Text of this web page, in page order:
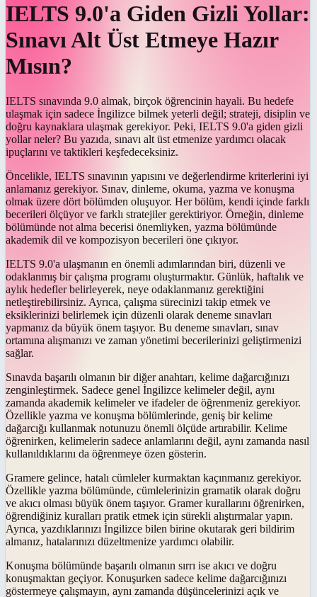
IELTS 9.0'a Giden Gizli Yollar:
Sınavı Alt Üst Etmeye Hazır
Mısın?
IELTS sınavında 9.0 almak, birçok öğrencinin hayali. Bu hedefe
ulaşmak için sadece İngilizce bilmek yeterli değil; strateji, disiplin ve
doğru kaynaklara ulaşmak gerekiyor. Peki, IELTS 9.0'a giden gizli
yollar neler? Bu yazıda, sınavı alt üst etmenize yardımcı olacak
ipuçlarını ve taktikleri keşfedeceksiniz.
Öncelikle, IELTS sınavının yapısını ve değerlendirme kriterlerini iyi
anlamanız gerekiyor. Sınav, dinleme, okuma, yazma ve konuşma
olmak üzere dört bölümden oluşuyor. Her bölüm, kendi içinde farklı
becerileri ölçüyor ve farklı stratejiler gerektiriyor. Örneğin, dinleme
bölümünde not alma becerisi önemliyken, yazma bölümünde
akademik dil ve kompozisyon becerileri öne çıkıyor.
IELTS 9.0'a ulaşmanın en önemli adımlarından biri, düzenli ve
odaklanmış bir çalışma programı oluşturmaktır. Günlük, haftalık ve
aylık hedefler belirleyerek, neye odaklanmanız gerektiğini
netleştirebilirsiniz. Ayrıca, çalışma sürecinizi takip etmek ve
eksiklerinizi belirlemek için düzenli olarak deneme sınavları
yapmanız da büyük önem taşıyor. Bu deneme sınavları, sınav
ortamına alışmanızı ve zaman yönetimi becerilerinizi geliştirmenizi
sağlar.
Sınavda başarılı olmanın bir diğer anahtarı, kelime dağarcığınızı
zenginleştirmek. Sadece genel İngilizce kelimeler değil, aynı
zamanda akademik kelimeler ve ifadeler de öğrenmeniz gerekiyor.
Özellikle yazma ve konuşma bölümlerinde, geniş bir kelime
dağarcığı kullanmak notunuzu önemli ölçüde artırabilir. Kelime
öğrenirken, kelimelerin sadece anlamlarını değil, aynı zamanda nasıl
kullanıldıklarını da öğrenmeye özen gösterin.
Gramere gelince, hatalı cümleler kurmaktan kaçınmanız gerekiyor.
Özellikle yazma bölümünde, cümlelerinizin gramatik olarak doğru
ve akıcı olması büyük önem taşıyor. Gramer kurallarını öğrenirken,
öğrendiğiniz kuralları pratik etmek için sürekli alıştırmalar yapın.
Ayrıca, yazdıklarınızı İngilizce bilen birine okutarak geri bildirim
almanız, hatalarınızı düzeltmenize yardımcı olabilir.
Konuşma bölümünde başarılı olmanın sırrı ise akıcı ve doğru
konuşmaktan geçiyor. Konuşurken sadece kelime dağarcığınızı
göstermeye çalışmayın, aynı zamanda düşüncelerinizi açık ve